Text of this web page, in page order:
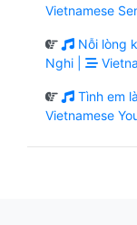
Vietnamese
Nỗi lòng
Nghi |
Tình em
Vietnamese